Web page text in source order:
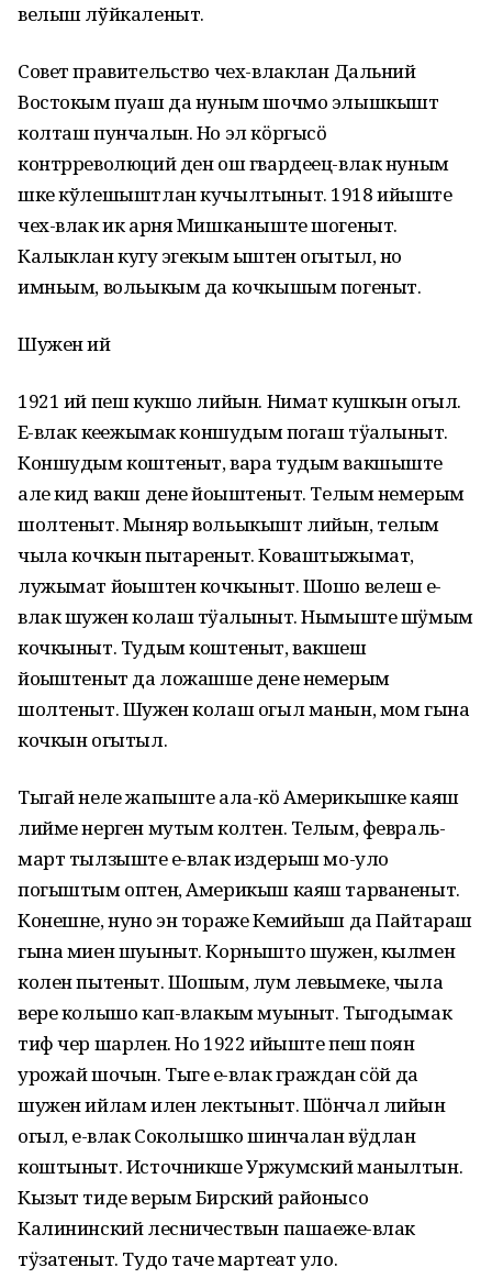
велыш лўйкаленыт.
Совет правительство чех-влаклан Дальний
Востокым пуаш да нуным шочмо элышкышт
колташ пунчалын. Но эл кӧргысӧ
контрреволюций ден ош гвардеец-влак нуным
шке кўлешыштлан кучылтыныт. 1918 ийыште
чех-влак ик арня Мишканыште шогеныт.
Калыклан кугу эҥгекым ыштен огытыл, но
имньым, вольыкым да кочкышым погеныт.
Шужен ий
1921 ий пеш кукшо лийын. Нимат кушкын огыл.
Еҥ-влак кеҥежымак коншудым погаш тӱҥалыныт.
Коншудым коштеныт, вара тудым вакшыште
але кид вакш дене йоҥыштеныт. Телым немерым
шолтеныт. Мыняр вольыкышт лийын, телым
чыла кочкын пытареныт. Коваштыжымат,
лужымат йоҥыштен кочкыныт. Шошо велеш еҥ-
влак шужен колаш тӱҥалыныт. Нымыште шӱмым
кочкыныт. Тудым коштеныт, вакшеш
йоҥыштеныт да ложашше дене немерым
шолтеныт. Шужен колаш огыл манын, мом гына
кочкын огытыл.
Тыгай неле жапыште ала-кӧ Америкышке каяш
лийме нерген мутым колтен. Телым, февраль-
март тылзыште еҥ-влак издерыш мо-уло
погыштым оптен, Америкыш каяш тарваненыт.
Конешне, нуно эн тораже Кемийыш да Пайтараш
гына миен шуыныт. Корнышто шужен, кылмен
колен пытеныт. Шошым, лум левымеке, чыла
вере колышо кап-влакым муыныт. Тыгодымак
тиф чер шарлен. Но 1922 ийыште пеш поян
урожай шочын. Тыге еҥ-влак граждан сӧй да
шужен ийлам илен лектыныт. Шӧнчал лийын
огыл, еҥ-влак Соколышко шинчалан вӱдлан
коштыныт. Источникше Уржумский манылтын.
Кызыт тиде верым Бирский районысо
Калининский лесничествын пашаеҥже-влак
тӱзатеныт. Тудо таче мартеат уло.